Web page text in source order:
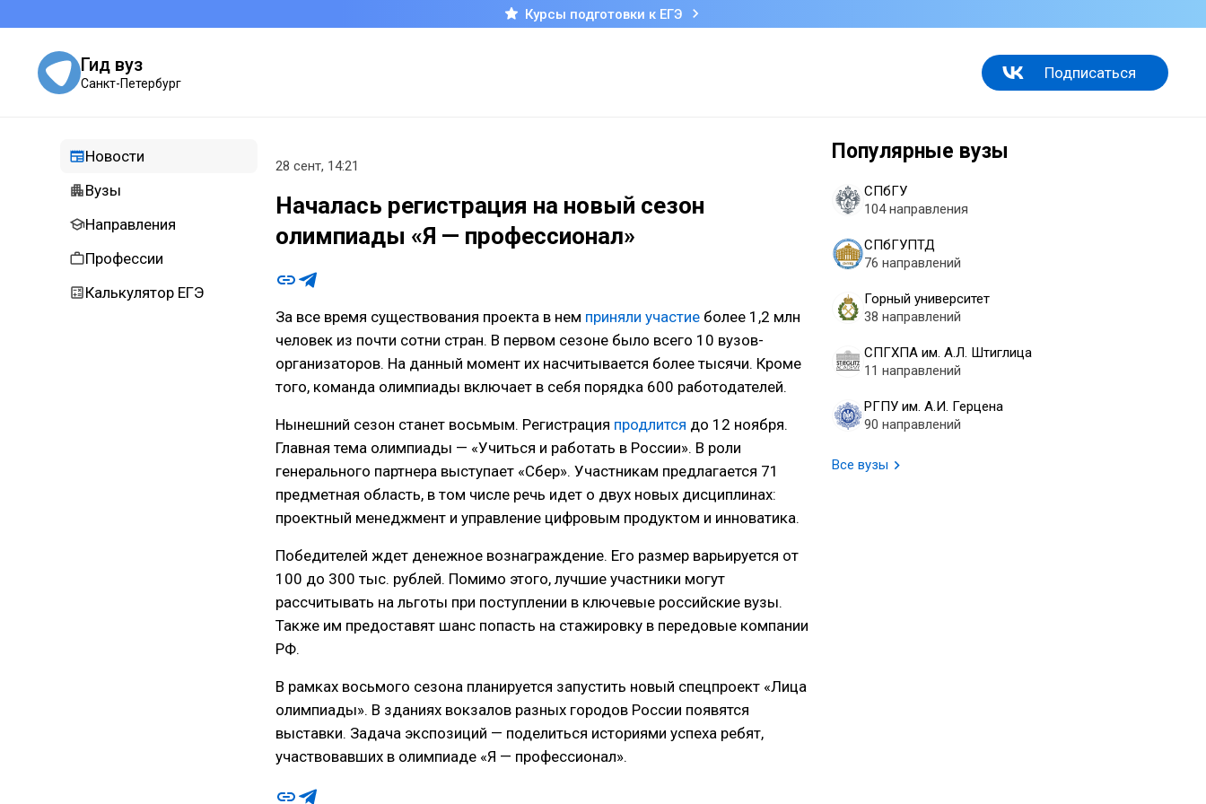
Курсы подготовки к ЕГЭ
Гид вуз
Санкт-Петербург
Подписаться
Новости
Вузы
Направления
Профессии
Калькулятор ЕГЭ
Популярные вузы
СПбГУ
104 направления
СПбГУПТД
76 направлений
Горный университет
38 направлений
СПГХПА им. А.Л. Штиглица
11 направлений
РГПУ им. А.И. Герцена
90 направлений
Все вузы
28 сент, 14:21
Началась регистрация на новый сезон
олимпиады «Я — профессионал»
За все время существования проекта в нем приняли участие более 1,2 млн
человек из почти сотни стран. В первом сезоне было всего 10 вузов-
организаторов. На данный момент их насчитывается более тысячи. Кроме
того, команда олимпиады включает в себя порядка 600 работодателей.
Нынешний сезон станет восьмым. Регистрация продлится до 12 ноября.
Главная тема олимпиады — «Учиться и работать в России». В роли
генерального партнера выступает «Сбер». Участникам предлагается 71
предметная область, в том числе речь идет о двух новых дисциплинах:
проектный менеджмент и управление цифровым продуктом и инноватика.
Победителей ждет денежное вознаграждение. Его размер варьируется от
100 до 300 тыс. рублей. Помимо этого, лучшие участники могут
рассчитывать на льготы при поступлении в ключевые российские вузы.
Также им предоставят шанс попасть на стажировку в передовые компании
РФ.
В рамках восьмого сезона планируется запустить новый спецпроект «Лица
олимпиады». В зданиях вокзалов разных городов России появятся
выставки. Задача экспозиций — поделиться историями успеха ребят,
участвовавших в олимпиаде «Я — профессионал».